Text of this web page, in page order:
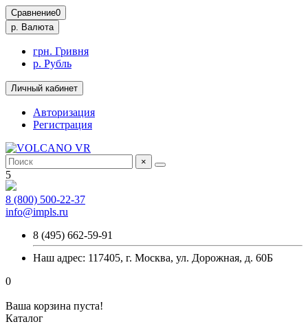
Сравнение0
р. Валюта
грн. Гривня
р. Рубль
Личный кабинет
Авторизация
Регистрация
×
5
8 (800) 500-22-37
info@impls.ru
8 (495) 662-59-91
Наш адрес: 117405, г. Москва, ул. Дорожная, д. 60Б
0
Ваша корзина пуста!
Каталог